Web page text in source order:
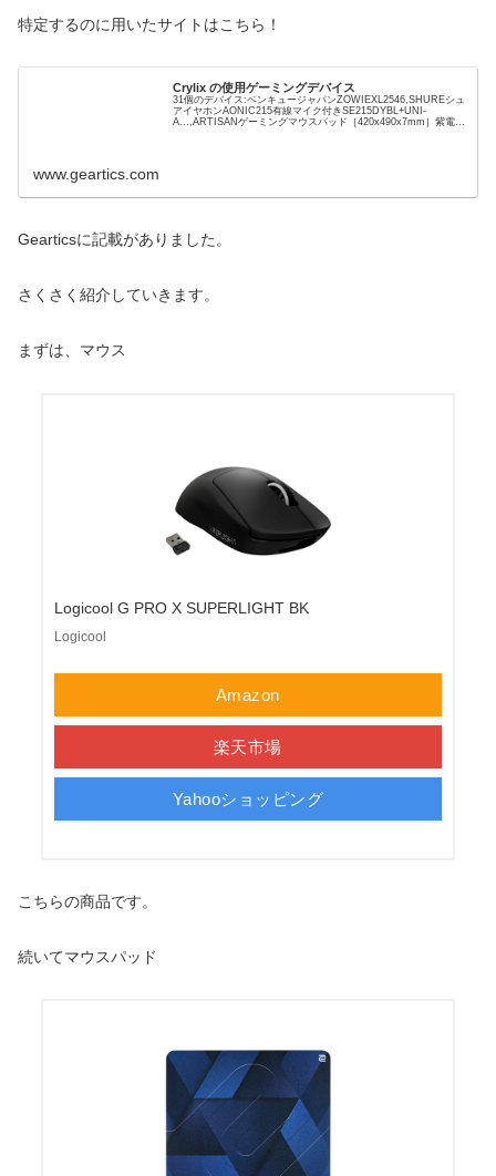
特定するのに用いたサイトはこちら！
Crylix の使用ゲーミングデバイス
31個のデバイス:ベンキュージャパンZOWIEXL2546,SHUREシュ
アイヤホンAONIC215有線マイク付きSE215DYBL+UNI-
A…,ARTISANゲーミングマウスパッド［420x490x7mm］紫電改
www.geartics.com
Gearticsに記載がありました。
さくさく紹介していきます。
まずは、マウス
Logicool G PRO X SUPERLIGHT BK
Logicool
Amazon
楽天市場
Yahooショッピング
こちらの商品です。
続いてマウスパッド